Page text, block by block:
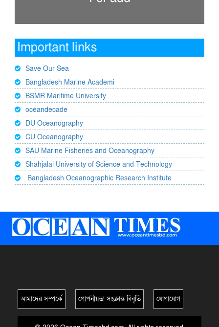
Important links
Save Our Sea
Bangladesh Marine Academi
BSMR Maritime University
oceandecade
DU Oceanography
CU Oceanography
SAU Marine Fisheries and Oceanography
Shahjalal University of Science and Technology
Bangladesh Oceanographic Research Institute
আমাদের সম্পর্কে গোপনীয়তা সংক্রান্ত বিবৃতি যোগাযোগ